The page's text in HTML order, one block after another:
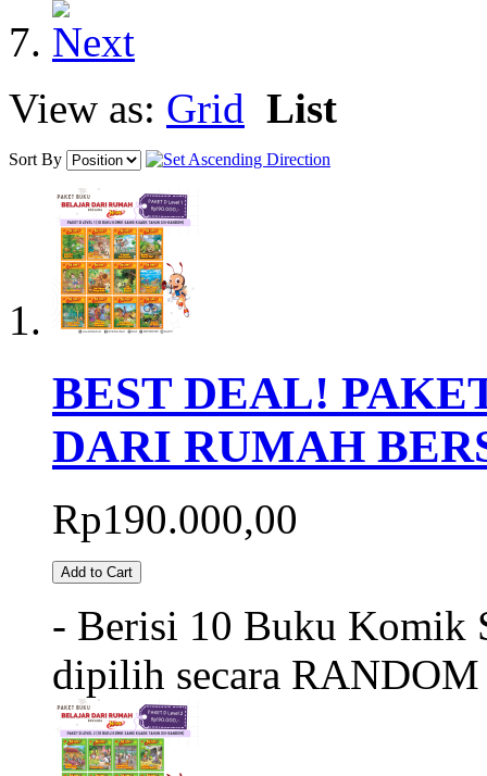
View as: Grid List
Sort By
BEST DEAL!
DARI RUMAH
Rp190.000,00
Add to Cart
- Berisi 10 Buku Komik
dipilih secara